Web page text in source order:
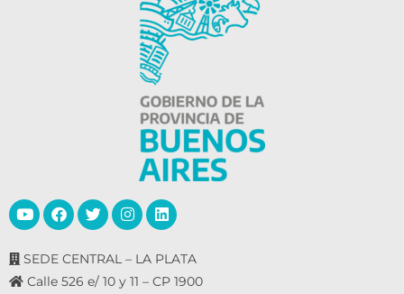
SEDE CENTRAL – LA PLATA
Calle 526 e/ 10 y 11 – CP 1900